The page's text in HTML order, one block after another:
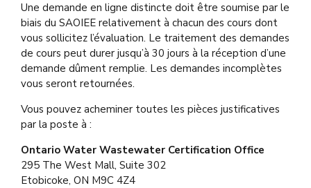
Une demande en ligne distincte doit être soumise par le
biais du SAOIEE relativement à chacun des cours dont
vous sollicitez l’évaluation. Le traitement des demandes
de cours peut durer jusqu’à 30 jours à la réception d’une
demande dûment remplie. Les demandes incomplètes
vous seront retournées.
Vous pouvez acheminer toutes les pièces justificatives
par la poste à :
Ontario Water Wastewater Certification Office
295 The West Mall, Suite 302
Etobicoke, ON M9C 4Z4